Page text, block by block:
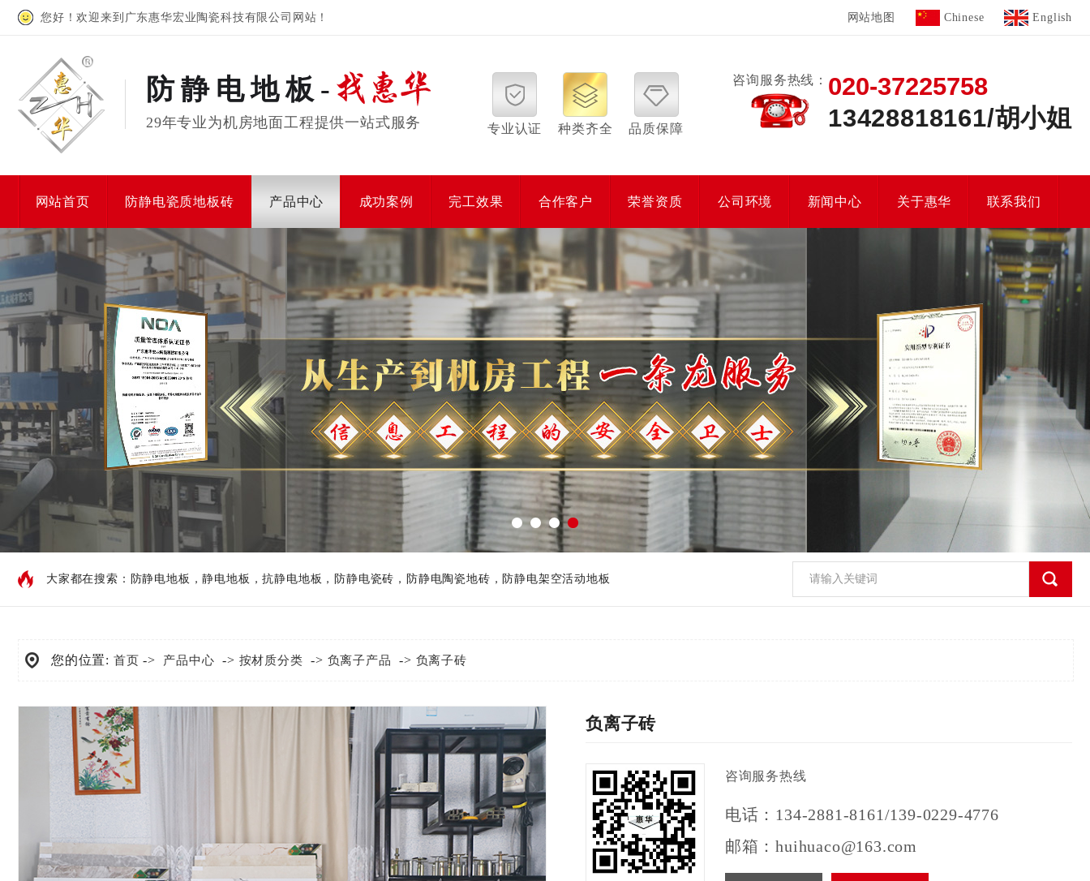
您好！欢迎来到广东惠华宏业陶瓷科技有限公司网站！ 网站地图 Chinese English
防静电地板-
29年专业为机房地面工程提供一站式服务 专业认证 种类齐全 品质保障
咨询服务热线： 020-37225758
13428818161/胡小姐
网站首页 防静电瓷质地板砖 产品中心 成功案例 完工效果 合作客户 荣誉资质 公司环境 新闻中心 关于惠华 联系我们
大家都在搜索： 防静电地板 ，静电地板 ，抗静电地板 ， 防静电瓷砖 ， 防静电陶瓷地砖 ， 防静电架空活动地板
您的位置: 首页 -> 产品中心 -> 按材质分类 -> 负离子产品 -> 负离子砖
负离子砖
咨询服务热线
电话：134-2881-8161/139-0229-4776
邮箱：huihuaco@163.com